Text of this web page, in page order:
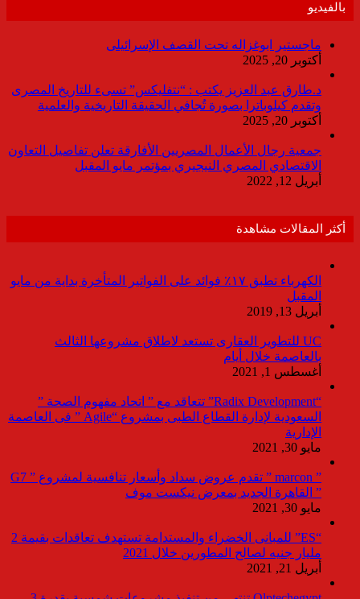
بالفيديو
ماجستير ابوغزاله تحت القصف الإسرائيلى
أكتوبر 20, 2025
د.طارق عبد العزيز يكتب : “نتفليكس” تسىء للتاريخ المصرى
وتقدم كيلوباترا بصورة تُجافي الحقيقة التاريخية والعلمية
أكتوبر 20, 2025
جمعية رجال الأعمال المصريين الأفارقة تعلن تفاصيل التعاون
الاقتصادي المصري النيجيري بمؤتمر مايو المقبل
أبريل 12, 2022
أكثر المقالات مشاهدة
الكهرباء تطبق ١٧٪ فوائد على الفواتير المتأخرة بداية من مايو
المقبل
أبريل 13, 2019
UC للتطوير العقارى تستعد لاطلاق مشروعها الثالث
بالعاصمة خلال أيام
أغسطس 1, 2021
“Radix Development” تتعاقد مع ” اتحاد مفهوم الصحة ”
السعودية لإدارة القطاع الطبى بمشروع “Agile ” فى العاصمة
الإدارية
مايو 30, 2021
” marcon ” تقدم عروض سداد وأسعار تنافسية لمشروع ” G7
” القاهرة الجديد بمعرض نيكست موف
مايو 30, 2021
“ES” للمبانى الخضراء والمستدامة تستهدف تعاقدات بقيمة 2
مليار جنيه لصالح المطورين خلال 2021
أبريل 21, 2021